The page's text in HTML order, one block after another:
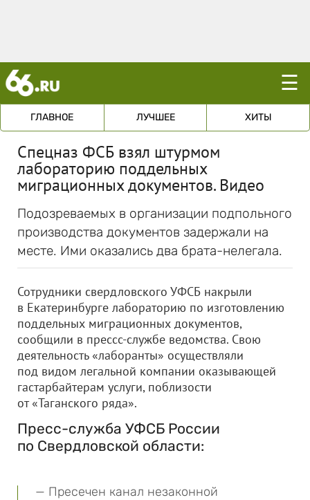
☰
ГЛАВНОЕ ЛУЧШЕЕ ХИТЫ
Спецназ ФСБ взял штурмом
лабораторию поддельных
миграционных документов. Видео
Подозреваемых в организации подпольного
производства документов задержали на
месте. Ими оказались два брата-нелегала.
Сотрудники свердловского УФСБ накрыли
в Екатеринбурге лабораторию по изготовлению
поддельных миграционных документов,
сообщили в прессс-службе ведомства. Свою
деятельность «лаборанты» осуществляли
под видом легальной компании оказывающей
гастарбайтерам услуги, поблизости
от «Таганского ряда».
Пресс-служба УФСБ России
по Свердловской области:
— Пресечен канал незаконной